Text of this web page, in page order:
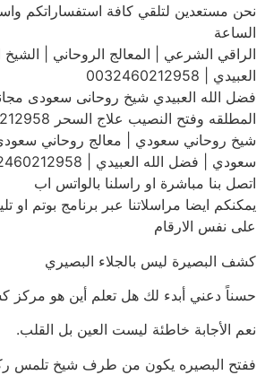
نحن مستعدين لتلقي كافة استفساراتكم
الساعة
الراقي الشرعي | المعالج الروحاني |
العبيدي | 0032460212958
فضل الله العبيدي شيخ روحانى سعودى
المطلقه وفتح النصيب علاج السحر 0032460212958
شيخ روحاني سعودي | معالج روحاني
سعودي | فضل الله العبيدي | 0032460212958
اتصل بنا مباشرة او راسلنا بالواتس اب
يمكنكم ايضا مراسلاتنا عبر برنامج بوتم او
على نفس الارقام
كشف البصيرة ليس بالجلاء البصيري
حسناً دعني أبدء لك هل تعلم أين هو مركز
نعم الأجابة خاطئة ليست العين بل القلب.
ففتح البصيره يكون من طرف شيخ تلمس